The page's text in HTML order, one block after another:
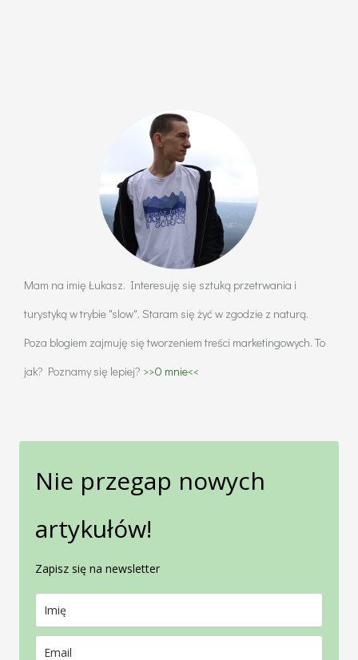
Mam na imię Łukasz. Interesuję się sztuką przetrwania i
turystyką w trybie "slow". Staram się żyć w zgodzie z naturą.
Poza blogiem zajmuję się tworzeniem treści marketingowych. To
jak? Poznamy się lepiej? >>O mnie<<
Nie przegap nowych
artykułów!
Zapisz się na newsletter